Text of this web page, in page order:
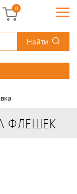
Найти
0
ФЛЕШЕК